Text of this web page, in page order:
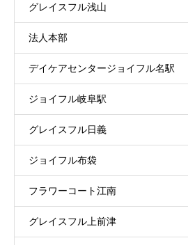
グレイスフル浅山
法人本部
デイケアセンタージョイフル名駅
ジョイフル岐阜駅
グレイスフル日義
ジョイフル布袋
フラワーコート江南
グレイスフル上前津